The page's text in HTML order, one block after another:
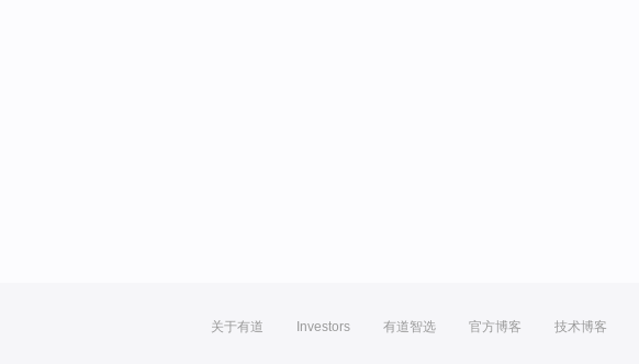
关于有道 Investors 有道智选 官方博客 技术博客